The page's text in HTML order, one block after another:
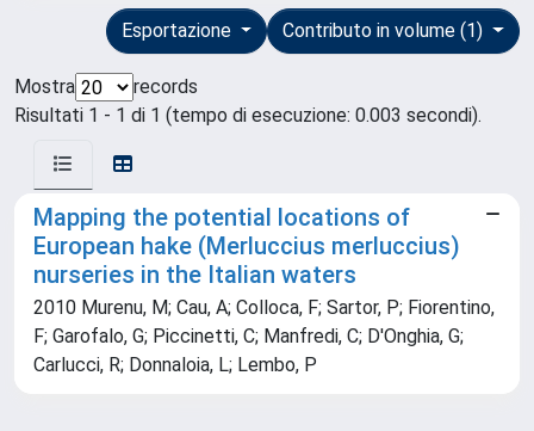
Contributo in volume (1)
Esportazione
Mostra
records
Risultati 1 - 1 di 1 (tempo di esecuzione: 0.003 secondi).
Mapping the potential locations of
European hake (Merluccius merluccius)
nurseries in the Italian waters
2010 Murenu, M; Cau, A; Colloca, F; Sartor, P; Fiorentino,
F; Garofalo, G; Piccinetti, C; Manfredi, C; D'Onghia, G;
Carlucci, R; Donnaloia, L; Lembo, P